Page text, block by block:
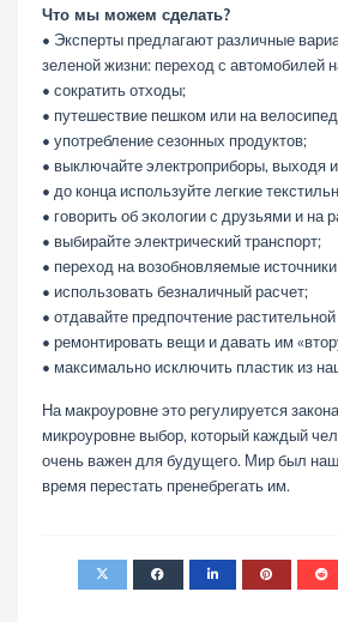
Что мы можем сделать?
• Эксперты предлагают различные
зеленой жизни: переход с автомобилей
• сократить отходы;
• путешествие пешком или на
• употребление сезонных продуктов;
• выключайте электроприборы, выходя
• до конца используйте легкие
• говорить об экологии с друзьями и на
• выбирайте электрический транспорт;
• переход на возобновляемые
• использовать безналичный расчет;
• отдавайте предпочтение
• ремонтировать вещи и давать им
• максимально исключить пластик из
На макроуровне это регулируется
микроуровне выбор, который каждый
очень важен для будущего. Мир был
время перестать пренебрегать им.